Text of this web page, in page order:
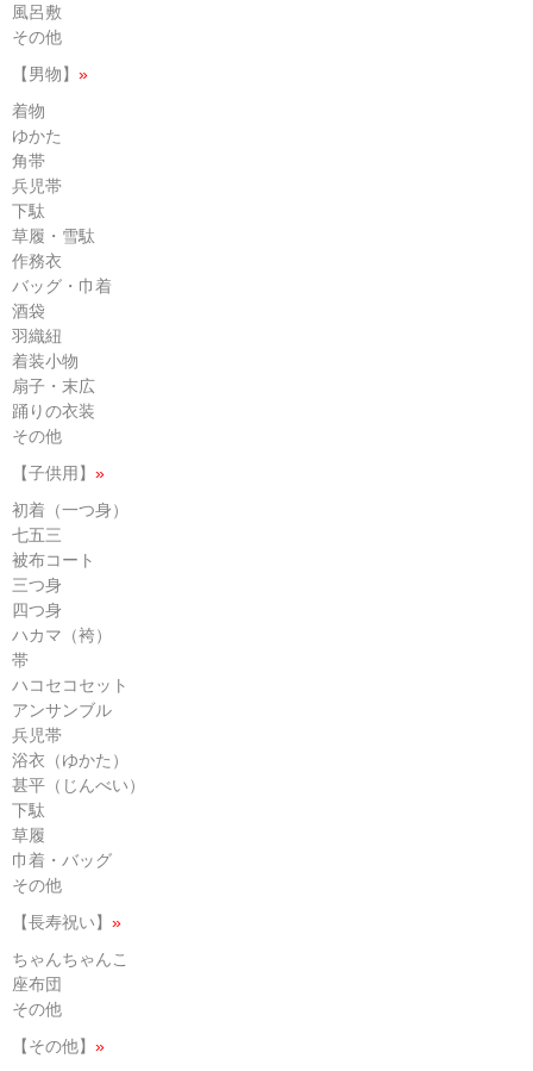
風呂敷
その他
【男物】 »
着物
ゆかた
角帯
兵児帯
下駄
草履・雪駄
作務衣
バッグ・巾着
酒袋
羽織紐
着装小物
扇子・末広
踊りの衣装
その他
【子供用】 »
初着（一つ身）
七五三
被布コート
三つ身
四つ身
ハカマ（袴）
帯
ハコセコセット
アンサンブル
兵児帯
浴衣（ゆかた）
甚平（じんべい）
下駄
草履
巾着・バッグ
その他
【長寿祝い】 »
ちゃんちゃんこ
座布団
その他
【その他】 »